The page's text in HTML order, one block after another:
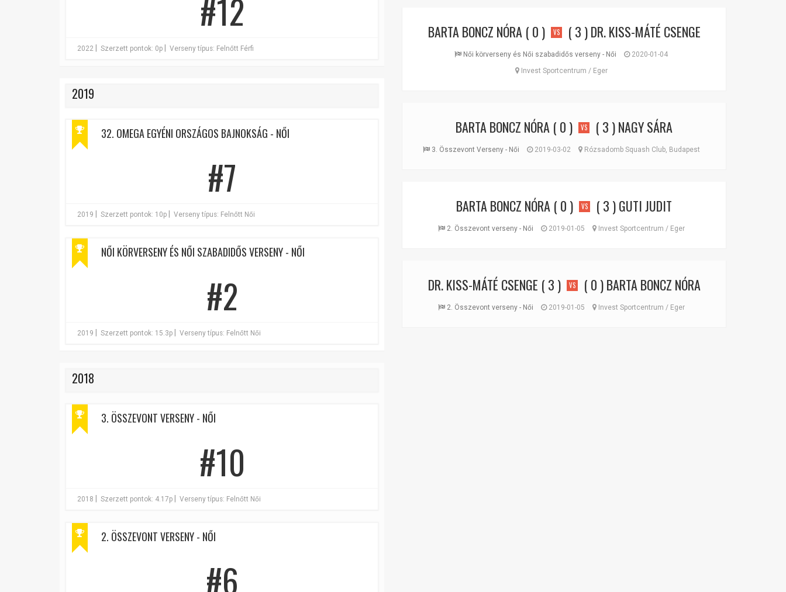
#12
2022 Szerzett pontok: 0p Verseny típus: Felnőtt Férfi
2019
32. OMEGA EGYÉNI ORSZÁGOS BAJNOKSÁG - NŐI
#7
2019 Szerzett pontok: 10p Verseny típus: Felnőtt Női
NŐI KÖRVERSENY ÉS NŐI SZABADIDŐS VERSENY - NŐI
#2
2019 Szerzett pontok: 15.3p Verseny típus: Felnőtt Női
2018
3. ÖSSZEVONT VERSENY - NŐI
#10
2018 Szerzett pontok: 4.17p Verseny típus: Felnőtt Női
2. ÖSSZEVONT VERSENY - NŐI
#6
BARTA BONCZ NÓRA ( 0 ) VS ( 3 )DR. KISS-MÁTÉ CSENGE
Női körverseny és Női szabadidős verseny - Női
2020-01-04
Invest Sportcentrum / Eger
BARTA BONCZ NÓRA ( 0 ) VS ( 3 )NAGY SÁRA
3. Összevont Verseny - Női 2019-03-02 Rózsadomb Squash Club, Budapest
BARTA BONCZ NÓRA ( 0 ) VS ( 3 )GUTI JUDIT
2. Összevont verseny - Női 2019-01-05 Invest Sportcentrum / Eger
DR. KISS-MÁTÉ CSENGE ( 3 ) VS ( 0 )BARTA BONCZ NÓRA
2. Összevont verseny - Női 2019-01-05 Invest Sportcentrum / Eger